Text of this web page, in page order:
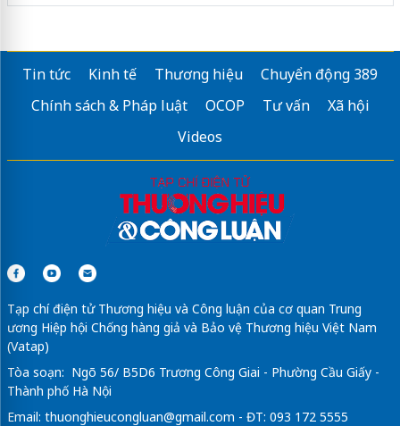
Tin tức Kinh tế Thương hiệu
Chuyển động 389
Chính sách & Pháp luật
OCOP Tư vấn
Xã hội
Videos
Tạp chí điện tử Thương hiệu và Công luận của cơ quan Trung
ương Hiệp hội Chống hàng giả và Bảo vệ Thương hiệu Việt Nam
(Vatap)
Tòa soạn: Ngõ 56/ B5D6 Trương Công Giai - Phường Cầu Giấy -
Thành phố Hà Nội
Email: thuonghieucongluan@gmail.com - ĐT: 093 172 5555